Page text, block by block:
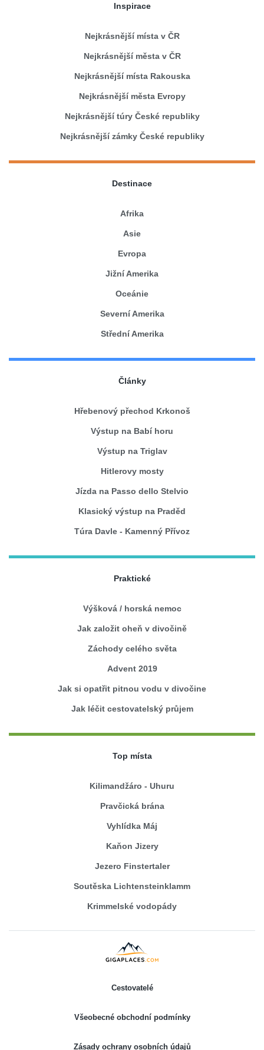
Inspirace
Nejkrásnější místa v ČR
Nejkrásnější města v ČR
Nejkrásnější místa Rakouska
Nejkrásnější města Evropy
Nejkrásnější túry České republiky
Nejkrásnější zámky České republiky
Destinace
Afrika
Asie
Evropa
Jižní Amerika
Oceánie
Severní Amerika
Střední Amerika
Články
Hřebenový přechod Krkonoš
Výstup na Babí horu
Výstup na Triglav
Hitlerovy mosty
Jízda na Passo dello Stelvio
Klasický výstup na Praděd
Túra Davle - Kamenný Přívoz
Praktické
Výšková / horská nemoc
Jak založit oheň v divočině
Záchody celého světa
Advent 2019
Jak si opatřit pitnou vodu v divočine
Jak léčit cestovatelský průjem
Top místa
Kilimandžáro - Uhuru
Pravčická brána
Vyhlídka Máj
Kaňon Jizery
Jezero Finstertaler
Soutěska Lichtensteinklamm
Krimmelské vodopády
Cestovatelé
Všeobecné obchodní podmínky
Zásady ochrany osobních údajů